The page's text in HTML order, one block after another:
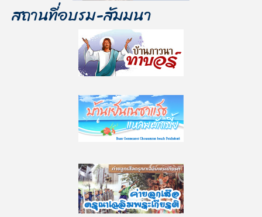
สถานที่อบรม-สัมมนา